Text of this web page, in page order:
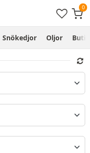
Snökedjor Oljor Butik